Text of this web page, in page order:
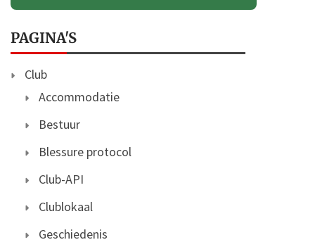
PAGINA'S
Club
Accommodatie
Bestuur
Blessure protocol
Club-API
Clublokaal
Geschiedenis